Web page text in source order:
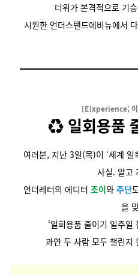
더위가 본격적으로 기
시원한 언더스탠드에비뉴에서
[E]xperience; 이
♻️ 일회용품
여러분, 지난 3일(목)이 ‘세계
사실. 알고
언더레터의 에디터 조이와 주단
을
‘일회용품 줄이기 일주일
과연 두 사람 모두 챌린지